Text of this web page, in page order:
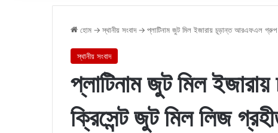
হোম → স্থানীয় সংবাদ → প্লাটিনাম জুট মিল ইজারায় চূড়ান্ত আরএফএল গ্রুপ
স্থানীয় সংবাদ
প্লাটিনাম জুট মিল
ক্রিসেন্ট জুট মিল লিজ